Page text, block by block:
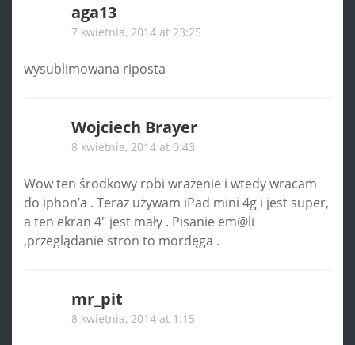
aga13
7 kwietnia, 2014 at 23:25
wysublimowana riposta
Wojciech Brayer
8 kwietnia, 2014 at 0:43
Wow ten środkowy robi wrażenie i wtedy wracam
do iphon’a . Teraz używam iPad mini 4g i jest super,
a ten ekran 4″ jest mały . Pisanie em@li
,przeglądanie stron to mordęga .
mr_pit
8 kwietnia, 2014 at 1:15